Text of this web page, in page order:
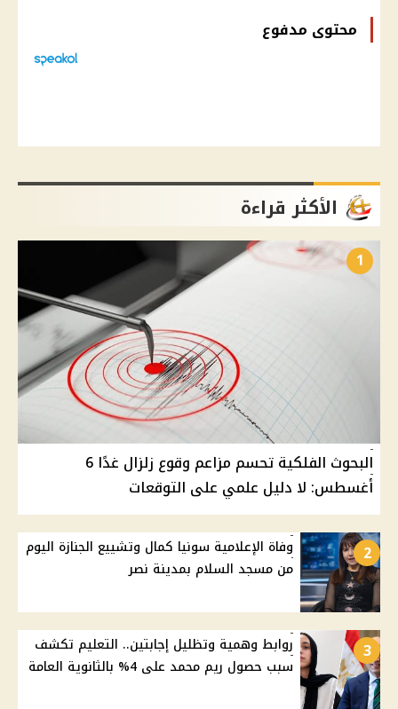
محتوى مدفوع
الأكثر قراءة
1
البحوث الفلكية تحسم مزاعم وقوع زلزال غدًا 6
أغسطس: لا دليل علمي على التوقعات
2
وفاة الإعلامية سونيا كمال وتشييع الجنازة اليوم
من مسجد السلام بمدينة نصر
3
روابط وهمية وتظليل إجابتين.. التعليم تكشف
سبب حصول ريم محمد على 4% بالثانوية العامة